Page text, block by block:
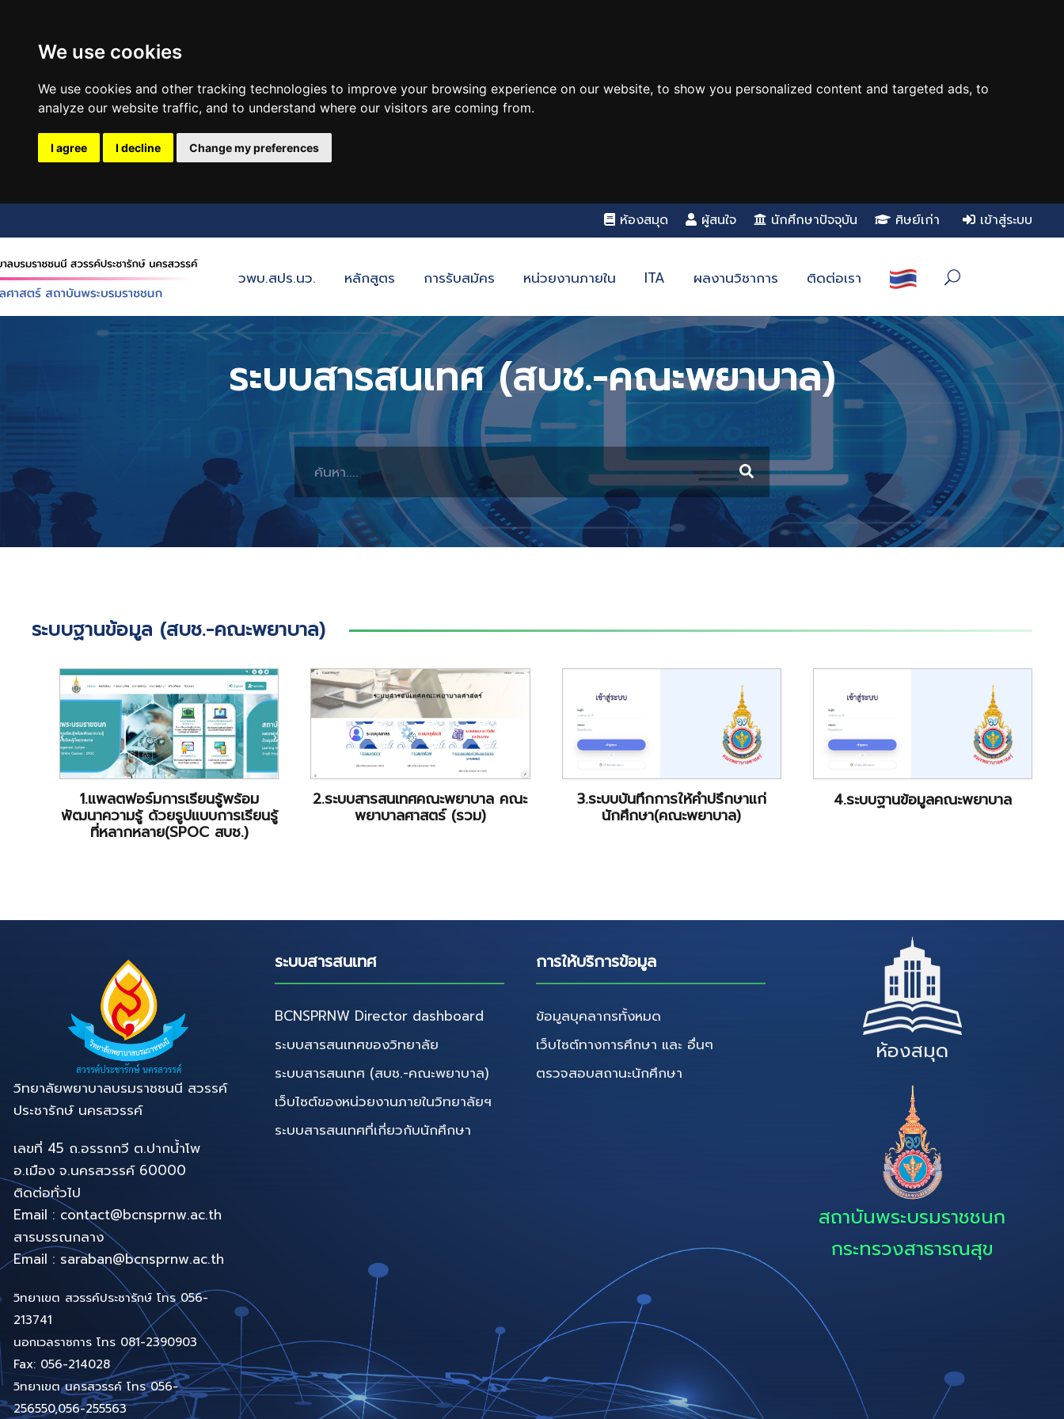
We use cookies
We use cookies and other tracking technologies to improve your browsing experience on our website, to show you personalized content and targeted ads, to
analyze our website traffic, and to understand where our visitors are coming from.
I agree I decline Change my preferences
ห้องสมุด ผู้สนใจ นักศึกษาปัจจุบัน ศิษย์เก่า เข้าสู่ระบบ
วพบ.สปร.นว. หลักสูตร การรับสมัคร หน่วยงานภายใน ITA ผลงานวิชาการ ติดต่อเรา
ระบบสารสนเทศ (สบช.-คณะพยาบาล)
ระบบฐานข้อมูล (สบช.-คณะพยาบาล)
1.แพลตฟอร์มการเรียนรู้พร้อม
พัฒนาความรู้ ด้วยรูปแบบการเรียนรู้
ที่หลากหลาย(SPOC สบช.)
2.ระบบสารสนเทศคณะพยาบาล คณะ
พยาบาลศาสตร์ (รวม)
3.ระบบบันทึกการให้คำปรึกษาแก่
นักศึกษา(คณะพยาบาล)
4.ระบบฐานข้อมูลคณะพยาบาล
วิทยาลัยพยาบาลบรมราชชนนี สวรรค์
ประชารักษ์ นครสวรรค์
เลขที่ 45 ถ.อรรถกวี ต.ปากน้ำโพ
อ.เมือง จ.นครสวรรค์ 60000
ติดต่อทั่วไป
Email : contact@bcnsprnw.ac.th
สารบรรณกลาง
Email : saraban@bcnsprnw.ac.th
วิทยาเขต สวรรค์ประชารักษ์ โทร 056-
213741
นอกเวลราชการ โทร 081-2390903
Fax: 056-214028
วิทยาเขต นครสวรรค์ โทร 056-
256550,056-255563
ระบบสารสนเทศ
BCNSPRNW Director dashboard
ระบบสารสนเทศของวิทยาลัย
ระบบสารสนเทศ (สบช.-คณะพยาบาล)
เว็บไซต์ของหน่วยงานภายในวิทยาลัยฯ
ระบบสารสนเทศที่เกี่ยวกับนักศึกษา
การให้บริการข้อมูล
ข้อมูลบุคลากรทั้งหมด
เว็บไซต์ทางการศึกษา และ อื่นๆ
ตรวจสอบสถานะนักศึกษา
ห้องสมุด
สถาบันพระบรมราชชนก
กระทรวงสาธารณสุข